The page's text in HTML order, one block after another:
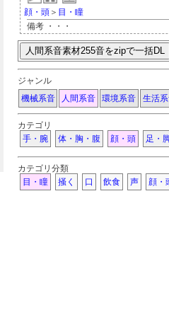
顔・頭＞ 目・瞳
備考 ・・・
ジャンル
機械系音
人間系音 環境系音 生活
カテゴリ
手・腕
体・胸・腹 顔・頭 足・
カテゴリ分類
目・瞳
掻く 口 飲食 声 顔・